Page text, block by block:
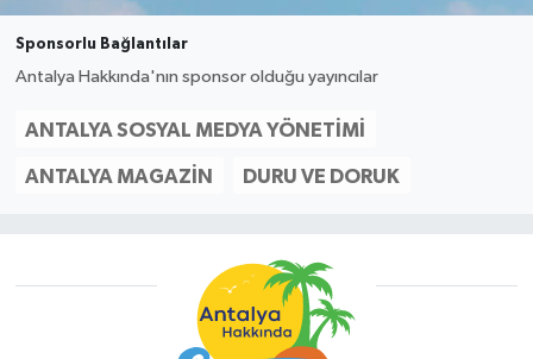
Sponsorlu Bağlantılar
Antalya Hakkında'nın sponsor olduğu yayıncılar
ANTALYA SOSYAL MEDYA YÖNETIMI
ANTALYA MAGAZIN DURU VE DORUK